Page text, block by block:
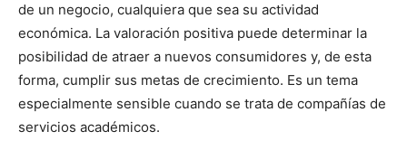
de un negocio, cualquiera que sea su actividad
económica. La valoración positiva puede determinar la
posibilidad de atraer a nuevos consumidores y, de esta
forma, cumplir sus metas de crecimiento. Es un tema
especialmente sensible cuando se trata de compañías de
servicios académicos.